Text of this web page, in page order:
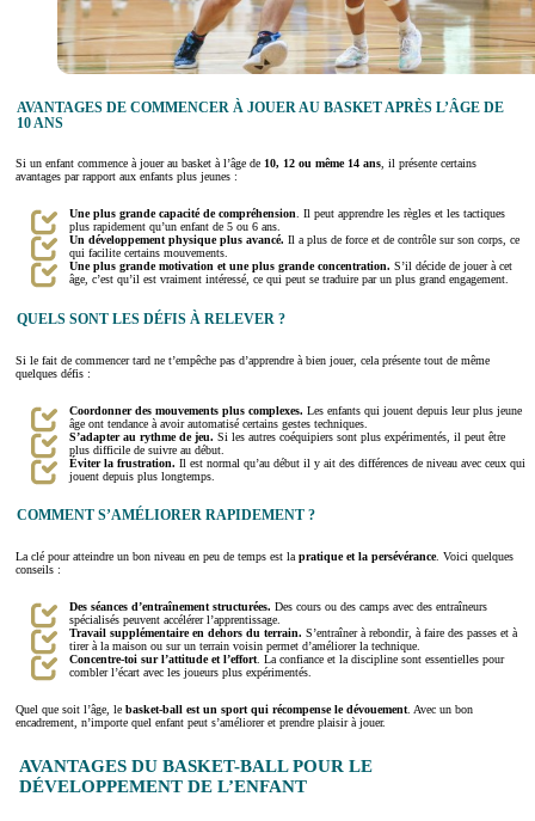
AVANTAGES DE COMMENCER À JOUER AU BASKET APRÈS L’ÂGE DE
10 ANS
Si un enfant commence à jouer au basket à l’âge de 10, 12 ou même 14 ans, il présente certains
avantages par rapport aux enfants plus jeunes :
Une plus grande capacité de compréhension. Il peut apprendre les règles et les tactiques
plus rapidement qu’un enfant de 5 ou 6 ans.
Un développement physique plus avancé. Il a plus de force et de contrôle sur son corps, ce
qui facilite certains mouvements.
Une plus grande motivation et une plus grande concentration. S’il décide de jouer à cet
âge, c’est qu’il est vraiment intéressé, ce qui peut se traduire par un plus grand engagement.
QUELS SONT LES DÉFIS À RELEVER ?
Si le fait de commencer tard ne t’empêche pas d’apprendre à bien jouer, cela présente tout de même
quelques défis :
Coordonner des mouvements plus complexes. Les enfants qui jouent depuis leur plus jeune
âge ont tendance à avoir automatisé certains gestes techniques.
S’adapter au rythme de jeu. Si les autres coéquipiers sont plus expérimentés, il peut être
plus difficile de suivre au début.
Éviter la frustration. Il est normal qu’au début il y ait des différences de niveau avec ceux qui
jouent depuis plus longtemps.
COMMENT S’AMÉLIORER RAPIDEMENT ?
La clé pour atteindre un bon niveau en peu de temps est la pratique et la persévérance. Voici quelques
conseils :
Des séances d’entraînement structurées. Des cours ou des camps avec des entraîneurs
spécialisés peuvent accélérer l’apprentissage.
Travail supplémentaire en dehors du terrain. S’entraîner à rebondir, à faire des passes et à
tirer à la maison ou sur un terrain voisin permet d’améliorer la technique.
Concentre-toi sur l’attitude et l’effort . La confiance et la discipline sont essentielles pour
combler l’écart avec les joueurs plus expérimentés.
Quel que soit l’âge, le basket-ball est un sport qui récompense le dévouement . Avec un bon
encadrement, n’importe quel enfant peut s’améliorer et prendre plaisir à jouer.
AVANTAGES DU BASKET-BALL POUR LE
DÉVELOPPEMENT DE L’ENFANT